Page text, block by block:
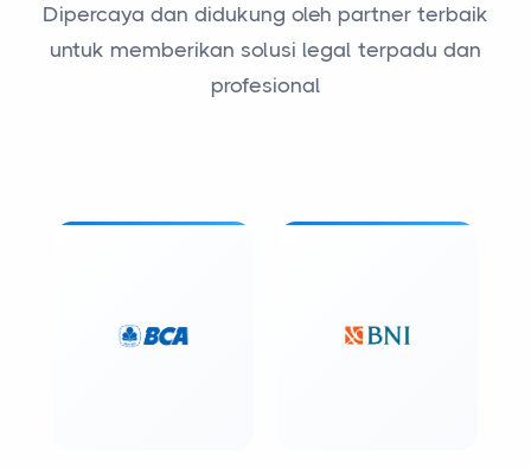
Dipercaya dan didukung oleh partner terbaik
untuk memberikan solusi legal terpadu dan
profesional